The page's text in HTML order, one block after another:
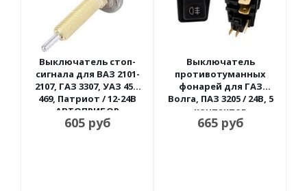
Выключатель стоп-
сигнала для ВАЗ 2101-
2107, ГАЗ 3307, УАЗ 452,
469, Патриот / 12-24В
АВТОПРИБОР
605руб
Выключатель
противотуманных
фонарей для ГАЗ
Волга, ПАЗ 3205 / 24В, 5
контактов
Автоарматура
665руб